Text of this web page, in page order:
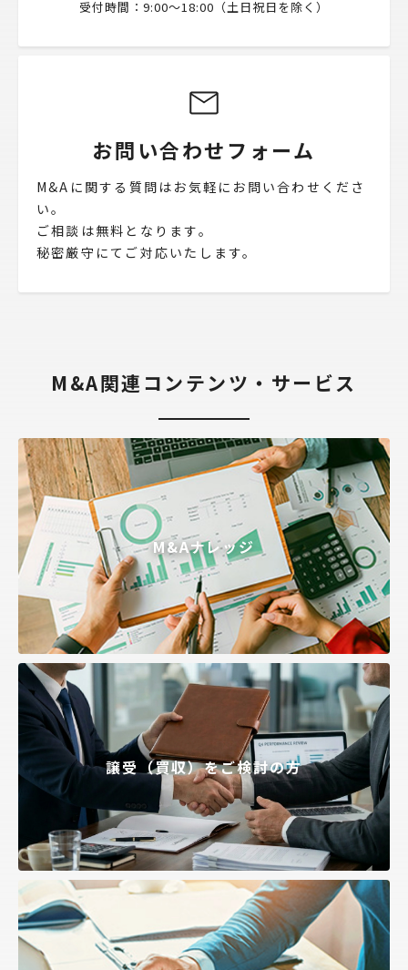
受付時間：9:00〜18:00（土日祝日を除く）
お問い合わせフォーム
M&Aに関する質問はお気軽にお問い合わせくださ
い。
ご相談は無料となります。
秘密厳守にてご対応いたします。
M&A関連コンテンツ・サービス
M&Aナレッジ
譲受（買収）をご検討の方